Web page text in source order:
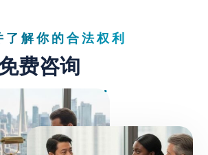
解你的合法权利
费咨询